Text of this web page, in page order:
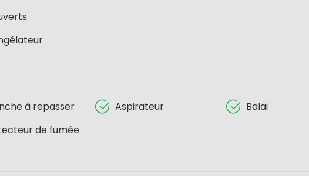
à repasser Aspirateur
Balai
de fumée